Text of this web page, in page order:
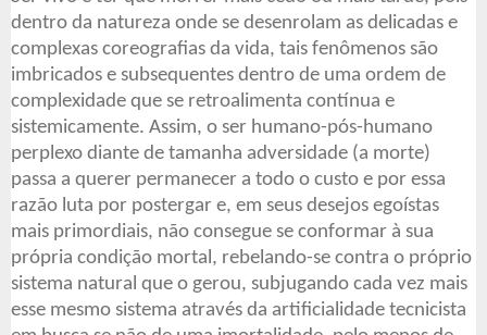
dentro da natureza onde se desenrolam as delicadas e
complexas coreografias da vida, tais fenômenos são
imbricados e subsequentes dentro de uma ordem de
complexidade que se retroalimenta contínua e
sistemicamente. Assim, o ser humano-pós-humano
perplexo diante de tamanha adversidade (a morte)
passa a querer permanecer a todo o custo e por essa
razão luta por postergar e, em seus desejos egoístas
mais primordiais, não consegue se conformar à sua
própria condição mortal, rebelando-se contra o próprio
sistema natural que o gerou, subjugando cada vez mais
esse mesmo sistema através da artificialidade tecnicista